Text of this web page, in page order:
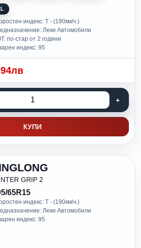
индекс: T - (190км/ч.)
Леки Автомобили
по-стар от 2 години
индекс: 95
КУПИ
GRIP 2
65R15
индекс: T - (190км/ч.)
Леки Автомобили
индекс: 95